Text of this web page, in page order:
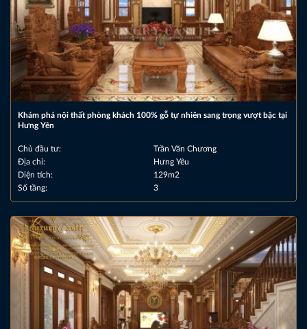
Khám phá nội thất phòng khách 100% gỗ tự nhiên sang trọng vượt bậc tại
Hưng Yên
Chủ đầu tư:
Trần Văn Chương
Địa chỉ:
Hưng Yêu
Diện tích:
129m2
Số tầng:
3